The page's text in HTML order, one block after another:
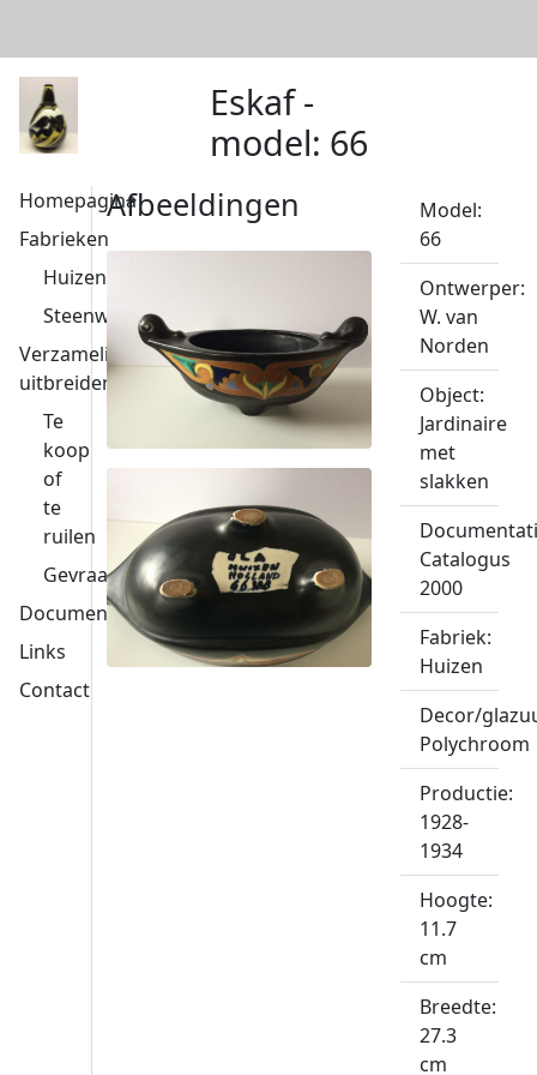
Eskaf -
model: 66
Homepagina
Fabrieken
Huizen
Steenwijk
Verzameling
uitbreiden
Te
koop
of
te
ruilen
Gevraagd
Documentatie
Links
Contact
Afbeeldingen
Model:
66
Ontwerper:
W. van
Norden
Object:
Jardinaire
met
slakken
Catalogus
2000
Fabriek:
Huizen
Decor/
Polychroom
Productie:
1928-
1934
Hoogte:
11.7
cm
Breedte:
27.3
cm